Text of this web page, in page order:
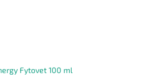
Fytovet 100 ml